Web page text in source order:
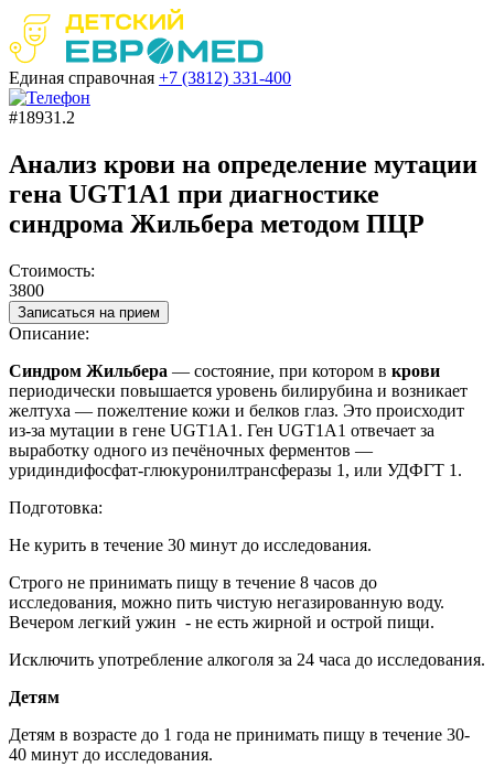
Единая справочная +7 (3812) 331-400
#18931.2
Анализ крови на определение мутации
гена UGT1A1 при диагностике
синдрома Жильбера методом ПЦР
Стоимость:
3800
Записаться на прием
Описание:
Синдром Жильбера — состояние, при котором в крови
периодически повышается уровень билирубина и возникает
желтуха — пожелтение кожи и белков глаз. Это происходит
из-за мутации в гене UGT1A1. Ген UGT1A1 отвечает за
выработку одного из печёночных ферментов —
уридиндифосфат-глюкуронилтрансферазы 1, или УДФГТ 1.
Подготовка:
Не курить в течение 30 минут до исследования.
Строго не принимать пищу в течение 8 часов до
исследования, можно пить чистую негазированную воду.
Вечером легкий ужин - не есть жирной и острой пищи.
Исключить употребление алкоголя за 24 часа до исследования.
Детям
Детям в возрасте до 1 года не принимать пищу в течение 30-
40 минут до исследования.